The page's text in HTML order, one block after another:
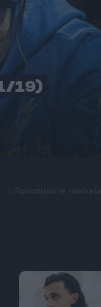
19)
© Riproduzione riservata